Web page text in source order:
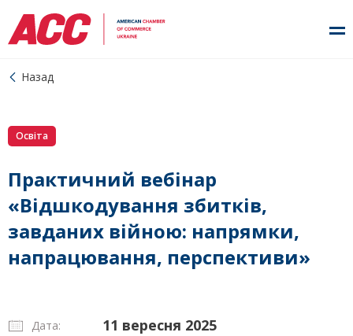
Назад
Освіта
Практичний вебінар
«Відшкодування збитків,
завданих війною: напрямки,
напрацювання, перспективи»
Дата: 11 вересня 2025